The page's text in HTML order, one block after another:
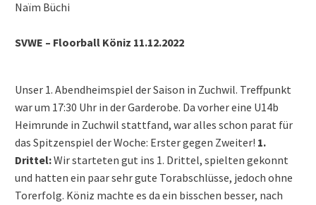
Naïm Büchi
SVWE – Floorball Köniz 11.12.2022
Unser 1. Abendheimspiel der Saison in Zuchwil. Treffpunkt
war um 17:30 Uhr in der Garderobe. Da vorher eine U14b
Heimrunde in Zuchwil stattfand, war alles schon parat für
das Spitzenspiel der Woche: Erster gegen Zweiter! 1.
Drittel:Wir starteten gut ins 1. Drittel, spielten gekonnt
und hatten ein paar sehr gute Torabschlüsse, jedoch ohne
Torerfolg. Köniz machte es da ein bisschen besser, nach